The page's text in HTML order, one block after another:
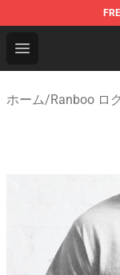
Open menu
Ranboo
ホーム/Ranboo ロ